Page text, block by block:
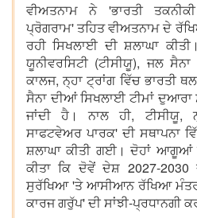
ਵੀਅਤਨਾਮ ਨੇ 'ਭਾਰਤੀ
ਪ੍ਰੋਗਰਾਮ' ਤਹਿਤ ਵੀਅਤਨਾਮ ਦੇ
ਰਹੀ ਸਿਖਲਾਈ ਦੀ ਸ਼ਲਾਘਾ
ਯੂਨੀਵਰਸਿਟੀ (ਟੀਸੀਯੂ), ਜਲ
ਕਾਲਜ, ਨ੍ਹਾ ਟ੍ਰਾਂਗ ਵਿੱਚ ਭਾਰਤੀ
ਸੈਨਾ ਦੀਆਂ ਸਿਖਲਾਈ ਟੀਮਾਂ ਦੁਆਰਾ
ਜਾਂਦੀ ਹੈ। ਨਾਲ ਹੀ, ਟੀਸੀਯੂ,
ਸਾਫਟਵੇਅਰ ਪਾਰਕ' ਦੀ ਸਥਾਪਨਾ
ਸ਼ਲਾਘਾ ਕੀਤੀ ਗਈ। ਦੋਹਾਂ ਆਗੂਆਂ
ਕੀਤਾ ਕਿ ਦੋਵੇਂ ਦੇਸ਼ 2027-
ਸੁਰੱਖਿਆ 'ਤੇ ਆਸੀਆਨ ਰੱਖਿਆ
ਕਾਰਜ ਗਰੁੱਪ' ਦੀ ਸਾਂਝੀ-ਪ੍ਰਧਾਨਗੀ